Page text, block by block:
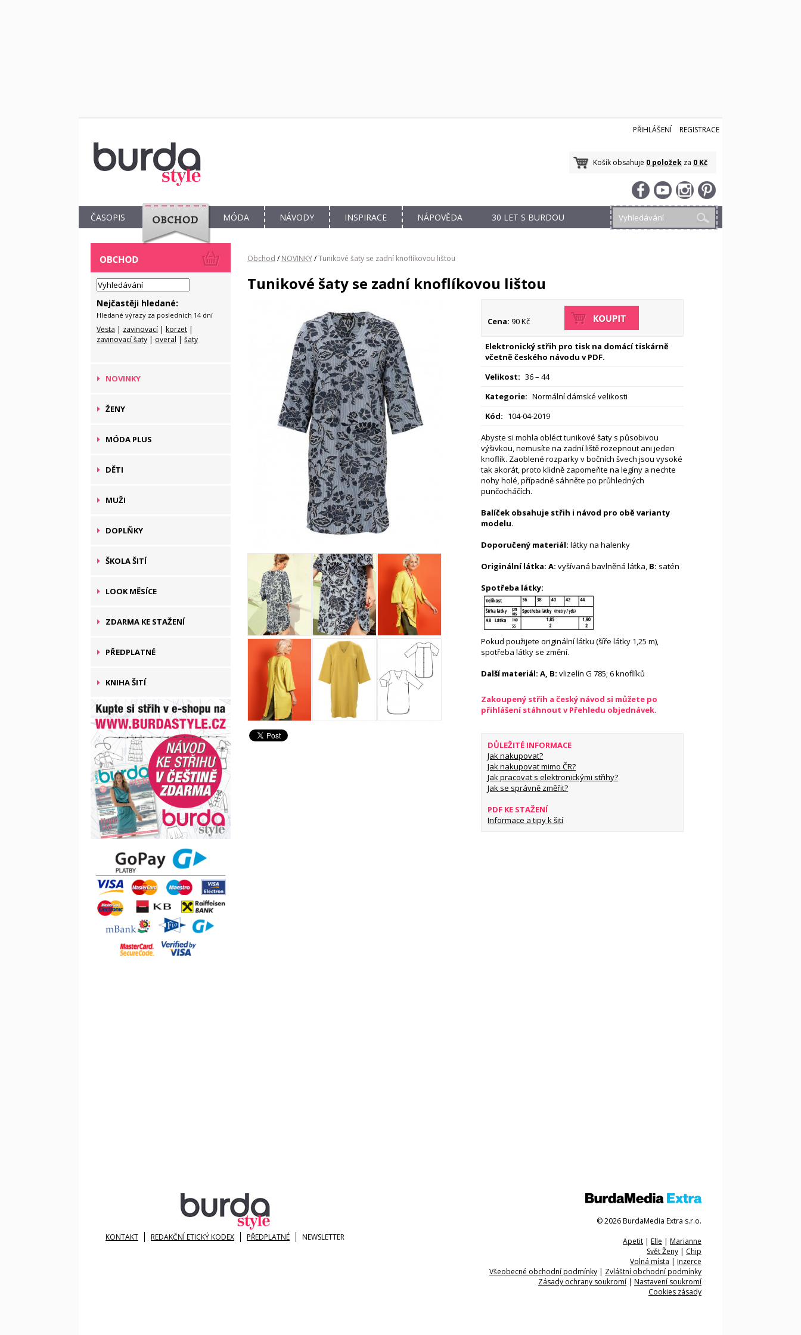
PŘIHLÁŠENÍ REGISTRACE
Košík obsahuje 0 položek za 0 Kč
ČASOPIS
OBCHOD
MÓDA NÁVODY INSPIRACE NÁPOVĚDA 30 LET S BURDOU
Nejčastěji hledané:
Hledané výrazy za posledních 14 dní
Vesta | zavinovací | korzet |
zavinovací šaty | overal | šaty
NOVINKY
ŽENY
MÓDA PLUS
DĚTI
MUŽI
DOPLŇKY
ŠKOLA ŠITÍ
LOOK MĚSÍCE
ZDARMA KE STAŽENÍ
PŘEDPLATNÉ
KNIHA ŠITÍ
Obchod / NOVINKY/Tunikové šaty se zadní knoflíkovou lištou
Tunikové šaty se zadní knoflíkovou lištou
Cena: 90 Kč
Elektronický střih pro tisk na domácí tiskárně
včetně českého návodu v PDF.
Velikost: 36 – 44
Kategorie: Normální dámské velikosti
Kód: 104-04-2019
Abyste si mohla obléct tunikové šaty s působivou
výšivkou, nemusíte na zadní liště rozepnout ani jeden
knoflík. Zaoblené rozparky v bočních švech jsou vysoké
tak akorát, proto klidně zapomeňte na legíny a nechte
nohy holé, případně sáhněte po průhledných
punčocháčích.
Balíček obsahuje střih i návod pro obě varianty
modelu.
Doporučený materiál: látky na halenky
Originální látka: A: vyšívaná bavlněná látka, B: satén
Spotřeba látky:
Pokud použijete originální látku (šíře látky 1,25 m),
spotřeba látky se změní.
Další materiál: A, B: vlizelín G 785; 6 knoflíků
Zakoupený střih a český návod si můžete po
přihlášení stáhnout v Přehledu objednávek.
DŮLEŽITÉ INFORMACE
Jak nakupovat?
Jak nakupovat mimo ČR?
Jak pracovat s elektronickými střihy?
Jak se správně změřit?
PDF KE STAŽENÍ
Informace a tipy k šití
KONTAKT REDAKČNÍ ETICKÝ KODEX PŘEDPLATNÉ NEWSLETTER
© 2026 BurdaMedia Extra s.r.o.
Apetit | Elle | Marianne
Svět Ženy | Chip
Volná místa | Inzerce
Všeobecné obchodní podmínky | Zvláštní obchodní podmínky
Zásady ochrany soukromí | Nastavení soukromí
Cookies zásady